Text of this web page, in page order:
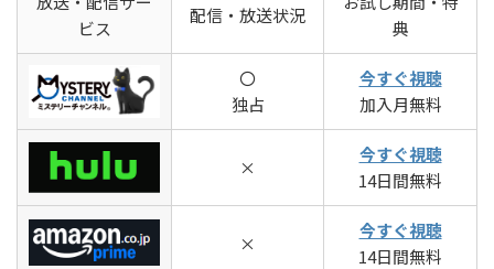
ビス
配信・放送状況
典
〇
独占
今すぐ視聴
加入月無料
×
今すぐ視聴
14日間無料
×
今すぐ視聴
14日間無料